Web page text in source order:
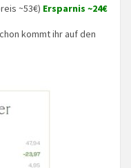
~53€) Ersparnis ~24€
kommt ihr auf den